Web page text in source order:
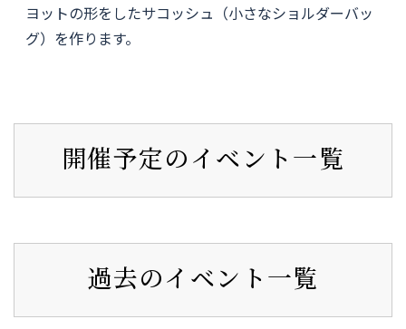
ヨットの形をしたサコッシュ（小さなショルダーバッ
グ）を作ります。
開催予定のイベント一覧
過去のイベント一覧